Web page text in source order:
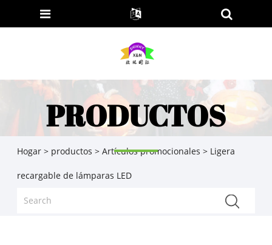
PRODUCTOS
Hogar > productos > Artículos promocionales > Ligera
recargable de lámparas LED